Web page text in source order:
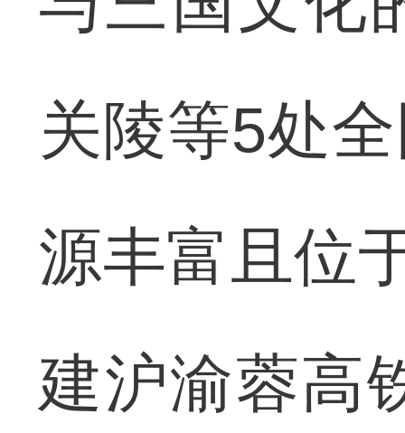
关陵等5处
源丰富且位
建沪渝蓉高